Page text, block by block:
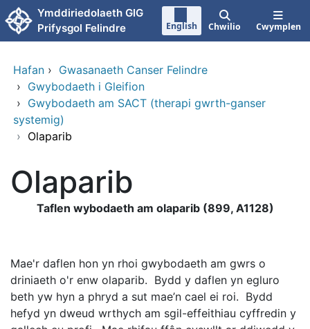
Neidio i'r prif gynnwy
Ymddiriedolaeth GIG
Prifysgol Felindre
English Chwilio Cwymplen
Hafan › Gwasanaeth Canser Felindre
› Gwybodaeth i Gleifion
› Gwybodaeth am SACT (therapi gwrth-ganser
systemig)
› Olaparib
Olaparib
Taflen wybodaeth am olaparib (899, A1128)
Mae'r daflen hon yn rhoi gwybodaeth am gwrs o
driniaeth o'r enw olaparib. Bydd y daflen yn egluro
beth yw hyn a phryd a sut mae’n cael ei roi. Bydd
hefyd yn dweud wrthych am sgil-effeithiau cyffredin y